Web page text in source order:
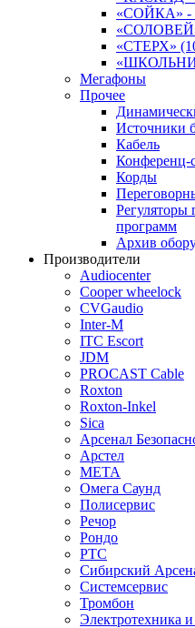
«СОЙКА» -
«СТЕРХ»
Мегафоны
Прочее
Источники
Кабель
Конференц-
Корды
Регуляторы
программ
Архив
Производители
Audiocenter
Cooper wheelock
CVGaudio
Inter-M
ITC Escort
JDM
PROCAST Cable
Roxton
Roxton-Inkel
Sica
Арсенал
Арстел
МЕТА
Омега Саунд
Полисервис
Речор
Рондо
РТС
Сибирский
Системсервис
Тромбон
Электротехника